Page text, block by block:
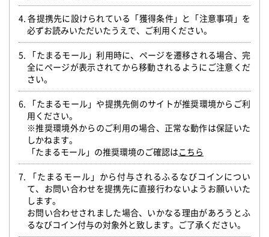
4. 各提携先に設けられている「獲得条件」と「注意事項」を
必ずお読みいただいたうえで、ご利用ください。
5. 「たまるモール」利用時に、ページを遷移される場合、完
全にページが表示されてから移動されるようにご注意くだ
さい。
6. 「たまるモール」や提携先側のサイトが推奨環境からご利
用ください。
※推奨環境外からのご利用の場合、正常な動作は保証いた
しかねます。
「たまるモール」の推奨環境のご確認はこちら
7. 「たまるモール」から付与されるふるなびコインについ
て、お問い合わせを提携先に直接行わないようお願いいた
します。
お問い合わせされました場合、いかなる理由があろうとふ
るなびコイン付与の対象外と致します。ご了承ください。